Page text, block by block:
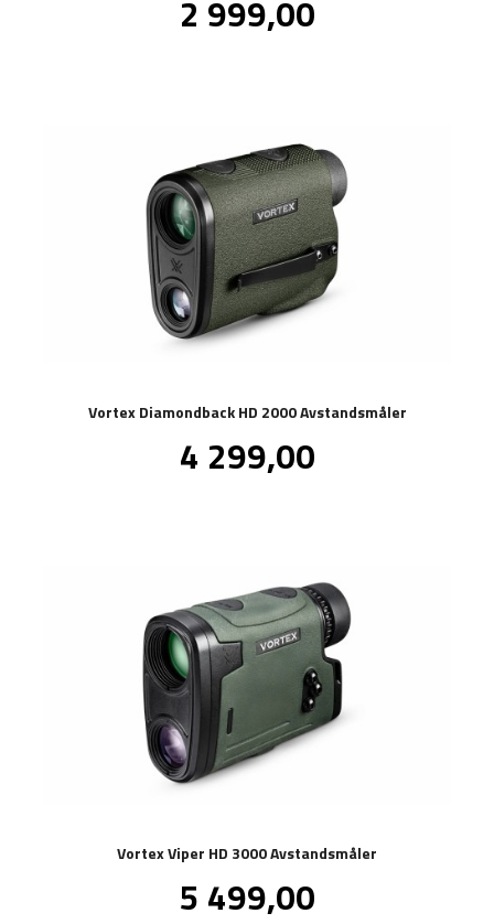
Pris
2 999,00mva.
Vortex Diamondback HD 2000 Avstandsmåler
Pris
4 299,00mva.
Vortex Viper HD 3000 Avstandsmåler
Pris
5 499,00mva.